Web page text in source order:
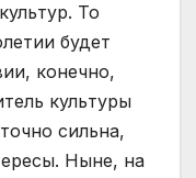
То
будет
конечно,
культуры
сильна,
Ныне, на